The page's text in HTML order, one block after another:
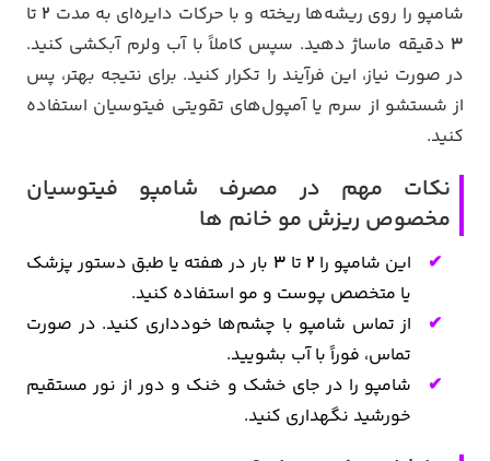
شامپو را روی ریشه‌ها ریخته و با حرکات دایره‌ای به مدت 2 تا
3 دقیقه ماساژ دهید. سپس کاملاً با آب ولرم آبکشی کنید.
در صورت نیاز، این فرآیند را تکرار کنید. برای نتیجه بهتر، پس
از شستشو از سرم یا آمپول‌های تقویتی فیتوسیان استفاده
کنید.
نکات مهم در مصرف شامپو فیتوسیان
مخصوص ریزش مو خانم ها
این شامپو را 2 تا 3 بار در هفته یا طبق دستور پزشک
یا متخصص پوست و مو استفاده کنید.
از تماس شامپو با چشم‌ها خودداری کنید. در صورت
تماس، فوراً با آب بشویید.
شامپو را در جای خشک و خنک و دور از نور مستقیم
خورشید نگهداری کنید.